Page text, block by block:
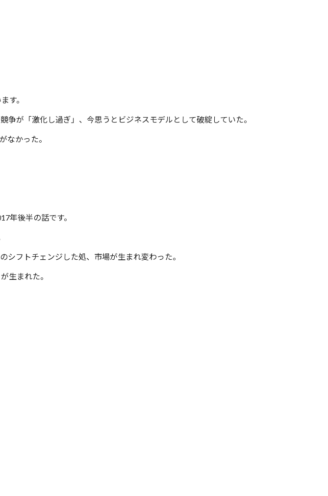
す。
が「激化し過ぎ」、今思うとビジネスモデルとして破綻していた。
なかった。
年後半の話です。
フトチェンジした処、市場が生まれ変わった。
生まれた。